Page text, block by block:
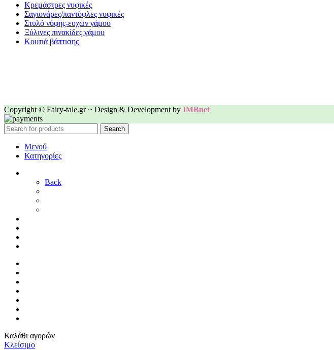
Κρεμάστρες νυφικές
Σαγιονάρες/παντόφλες νυφικές
Στυλό νύφης-ευχών γάμου
Ξύλινες πινακίδες γάμου
Κουτιά βάπτισης
Copyright © Fairy-tale.gr ~ Design & Development by IMBnet
Search
Μενού
Κατηγορίες
Back
Καλάθι αγορών
Κλείσιμο